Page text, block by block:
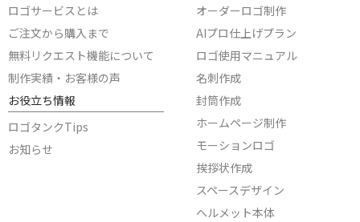
ロゴサービスとは
ご注文から購入まで
無料リクエスト機能について
制作実績・お客様の声
お役立ち情報
ロゴタンクTips
お知らせ
オーダーロゴ制作
AIプロ仕上げプラン
ロゴ使用マニュアル
名刺作成
封筒作成
ホームページ制作
モーションロゴ
挨拶状作成
スペースデザイン
ヘルメット本体